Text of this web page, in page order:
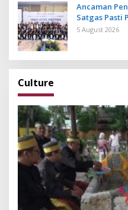
Ancaman
Satgas Pasti
5 August 2026
Culture